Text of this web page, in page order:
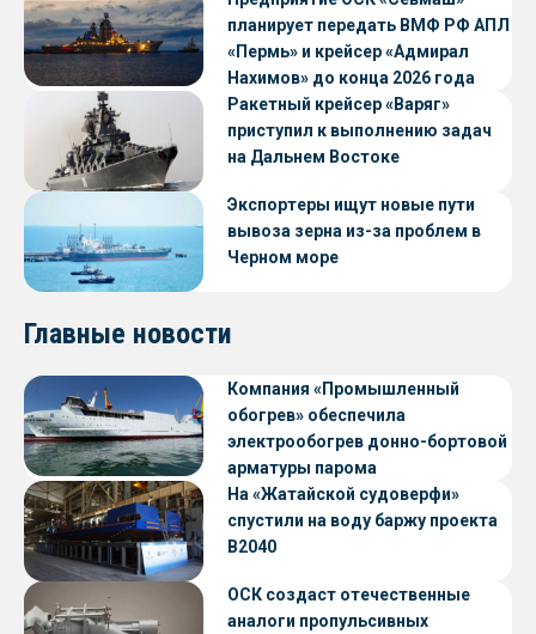
планирует передать ВМФ РФ АПЛ
«Пермь» и крейсер «Адмирал
Нахимов» до конца 2026 года
Ракетный крейсер «Варяг»
приступил к выполнению задач
на Дальнем Востоке
Экспортеры ищут новые пути
вывоза зерна из-за проблем в
Черном море
Главные новости
Компания «Промышленный
обогрев» обеспечила
электрообогрев донно-бортовой
арматуры парома
«Петропавловск» проекта CNF22
На «Жатайской судоверфи»
спустили на воду баржу проекта
В2040
ОСК создаст отечественные
аналоги пропульсивных